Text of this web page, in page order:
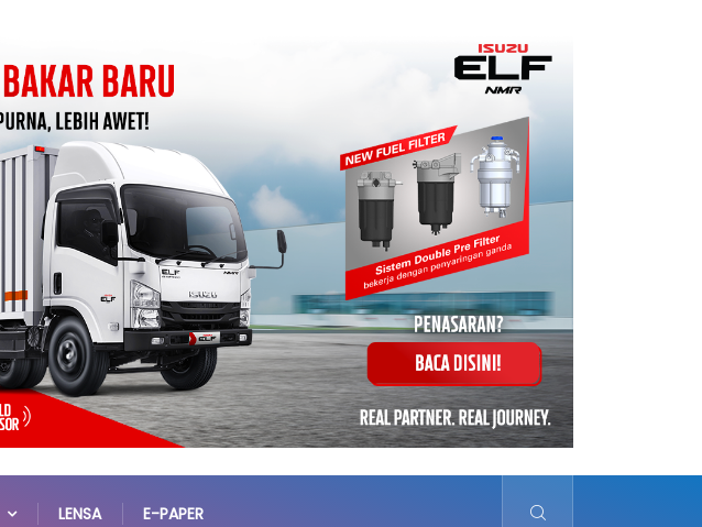
LENSA E-PAPER